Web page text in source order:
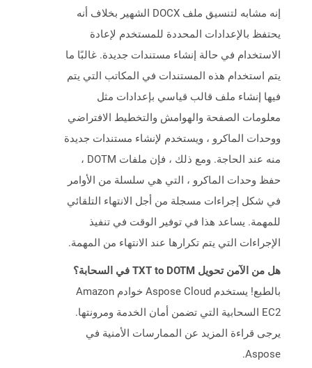
إنه مشابه لتنسيق ملف DOCX الشهير بخلاف أنه
يحتفظ بالإعدادات المحددة للمستخدم لإعادة
الاستخدام في حالة إنشاء مستندات جديدة. غالبًا ما
يتم استخدام هذه المستندات في المكاتب التي يتم
فيها إنشاء ملف قالب قياسي بإعدادات مثل
معلومات الصفحة والهوامش والتخطيط الافتراضي
ووحدات الماكرو ، ويستخدم لإنشاء مستندات جديدة
منه عند الحاجة. ومع ذلك ، فإن ملفات DOTM ،
حفظ وحدات الماكرو ، التي هي سلسلة من الأوامر
في شكل إجراءات مسجلة من أجل الانتهاء التلقائي
للمهمة. يساعد هذا في توفير الوقت في تنفيذ
الإجراءات التي يتم تكرارها عند الانتهاء من المهمة.
هل من الآمن تحويل TXT to DOTM في السحابة؟
بالطبع! يستخدم Aspose Cloud خوادم Amazon
EC2 السحابية التي تضمن أمان الخدمة ومرونتها.
يرجى قراءة المزيد عن الممارسات الأمنية في
Aspose.